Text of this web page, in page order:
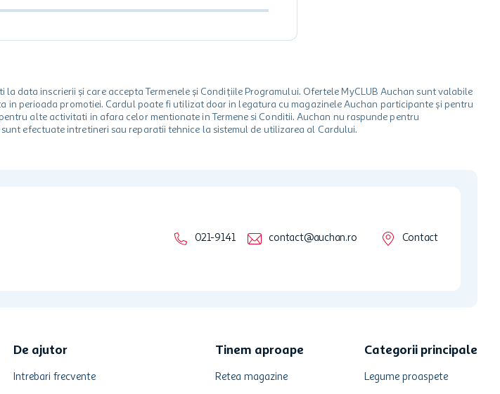
data inscrierii și care accepta Termenele și Condițiile Programului. Ofertele MyCLUB Auchan sunt valabile
perioada promotiei. Cardul poate fi utilizat doar in legatura cu magazinele Auchan participante și pentru
alte activitati in afara celor mentionate in Termene si Conditii. Auchan nu raspunde pentru
efectuate intretineri sau reparatii tehnice la sistemul de utilizarea al Cardului.
021-9141 contact@auchan.ro Contact
De ajutor
Intrebari frecvente
Tinem aproape
Retea magazine
Categorii principale
Legume proaspete